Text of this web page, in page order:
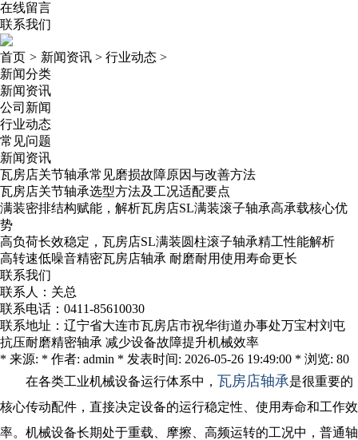
在线留言
联系我们
首页 > 新闻资讯 > 行业动态 >
新闻分类
新闻资讯
公司新闻
行业动态
常见问题
新闻资讯
瓦房店关节轴承常见磨损故障原因与改善方法
瓦房店关节轴承选型方法及工况适配要点
满装密排结构赋能，解析瓦房店SL满装滚子轴承高承载核心优
势
高负荷长效稳定，瓦房店SL满装圆柱滚子轴承精工性能解析
高转速低噪音精密瓦房店轴承​ 耐磨耐用使用寿命更长
联系我们
联系人：关总
联系电话：0411-85610030
联系地址：辽宁省大连市瓦房店市祝华街道办事处万宝村刘屯
抗压耐磨精密轴承 减少设备故障提升机械效率
* 来源: * 作者: admin * 发表时间: 2026-05-26 19:49:00 * 浏览: 80
在各类工业机械设备运行体系中， 瓦房店轴承是很重要的
核心传动配件，直接决定设备的运行稳定性、使用寿命和工作效
率。机械设备长期处于重载、摩擦、高频运转的工况中，普通轴